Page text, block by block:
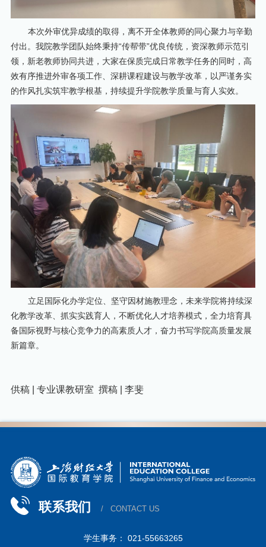
本次外审优异成绩的取得，离不开全体教师的同心聚力与辛勤
付出。我院教学团队始终秉持“传帮带”优良传统，资深教师示范引
领，新老教师协同共进，大家在保质完成日常教学任务的同时，高
效有序推进外审各项工作、深耕课程建设与教学改革，以严谨务实
的作风扎实筑牢教学根基，持续提升学院教学质量与育人实效。
立足国际化办学定位、坚守因材施教理念，未来学院将持续深
化教学改革、抓实实践育人，不断优化人才培养模式，全力培育具
备国际视野与核心竞争力的高素质人才，奋力书写学院高质量发展
新篇章。
供稿 | 专业课教研室 撰稿 | 李斐
联系我们 / CONTACT US
学生事务： 021-55663265